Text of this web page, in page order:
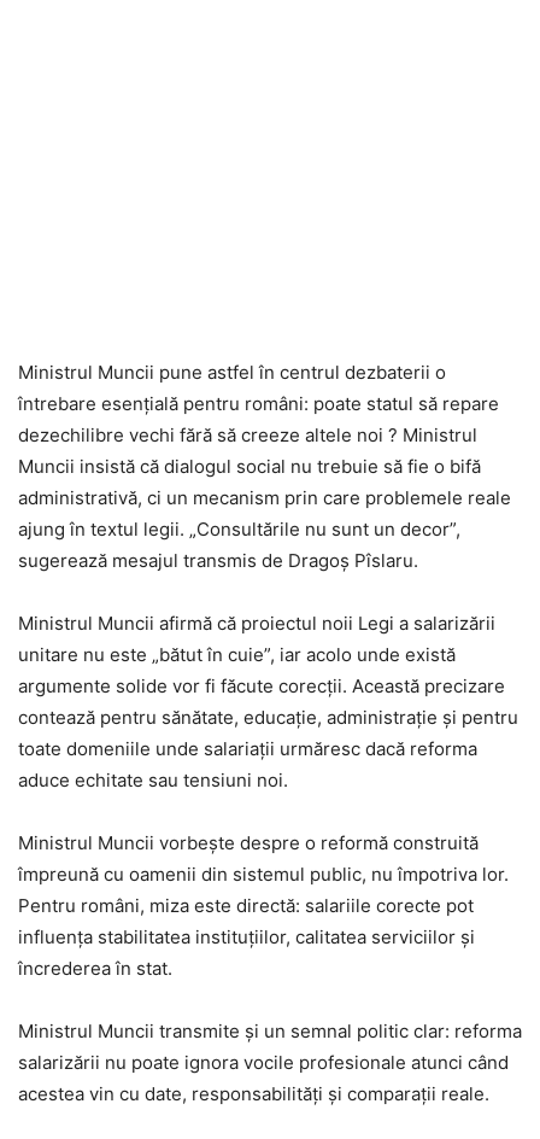
Ministrul Muncii pune astfel în centrul dezbaterii o
întrebare esențială pentru români: poate statul să repare
dezechilibre vechi fără să creeze altele noi ? Ministrul
Muncii insistă că dialogul social nu trebuie să fie o bifă
administrativă, ci un mecanism prin care problemele reale
ajung în textul legii. „Consultările nu sunt un decor”,
sugerează mesajul transmis de Dragoș Pîslaru.
Ministrul Muncii afirmă că proiectul noii Legi a salarizării
unitare nu este „bătut în cuie”, iar acolo unde există
argumente solide vor fi făcute corecții. Această precizare
contează pentru sănătate, educație, administrație și pentru
toate domeniile unde salariații urmăresc dacă reforma
aduce echitate sau tensiuni noi.
Ministrul Muncii vorbește despre o reformă construită
împreună cu oamenii din sistemul public, nu împotriva lor.
Pentru români, miza este directă: salariile corecte pot
influența stabilitatea instituțiilor, calitatea serviciilor și
încrederea în stat.
Ministrul Muncii transmite și un semnal politic clar: reforma
salarizării nu poate ignora vocile profesionale atunci când
acestea vin cu date, responsabilități și comparații reale.